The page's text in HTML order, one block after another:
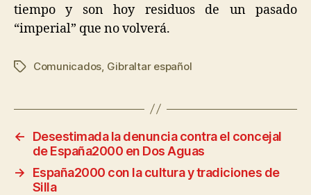
tiempo y son hoy residuos de un pasado
“imperial” que no volverá.
Comunicados Gibraltar español
←
Desestimada la denuncia contra el concejal
de España2000 en Dos Aguas
→
España2000 con la cultura y tradiciones de
Silla